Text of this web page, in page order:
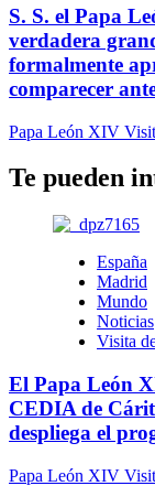
S. S. el Papa
verdadera
formalmente
comparecer
Papa León XIV
Te pueden
España
Madrid
Mundo
Noticias
Visita
El Papa León
CEDIA de
despliega el
Papa León XIV